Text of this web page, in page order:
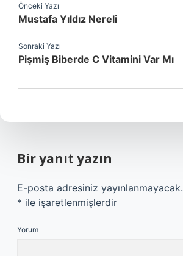
Önceki Yazı
Mustafa Yıldız Nereli
Sonraki Yazı
Pişmiş Biberde C Vitamini Var Mı
Bir yanıt yazın
E-posta adresiniz yayınlanmayacak.
* ile işaretlenmişlerdir
Yorum